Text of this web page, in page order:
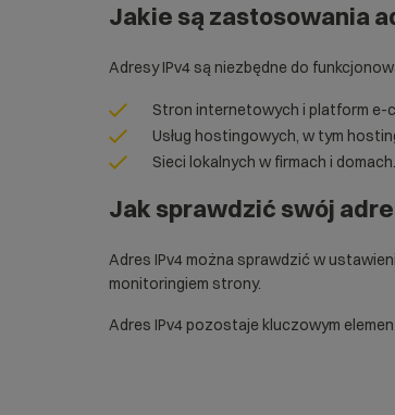
Jakie są zastosowania
Adresy IPv4 są niezbędne do
Stron internetowych i platform e-
Usług hostingowych, w tym
Sieci lokalnych w firmach i domach.
Jak sprawdzić swój
Adres IPv4 można sprawdzić w
monitoringiem strony.
Adres IPv4 pozostaje kluczowym